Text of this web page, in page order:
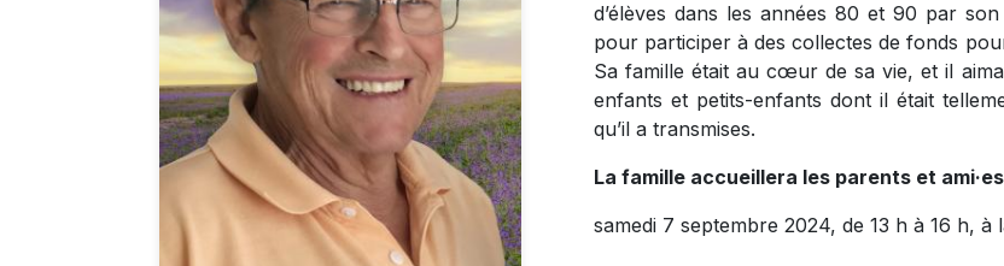
d’élèves dans les années 80 et 90 par
pour participer à des collectes de fonds
Sa famille était au cœur de sa vie, et il
enfants et petits-enfants dont il était
qu’il a transmises.
La famille accueillera les parents et
samedi 7 septembre 2024, de 13 h à 16 h, à